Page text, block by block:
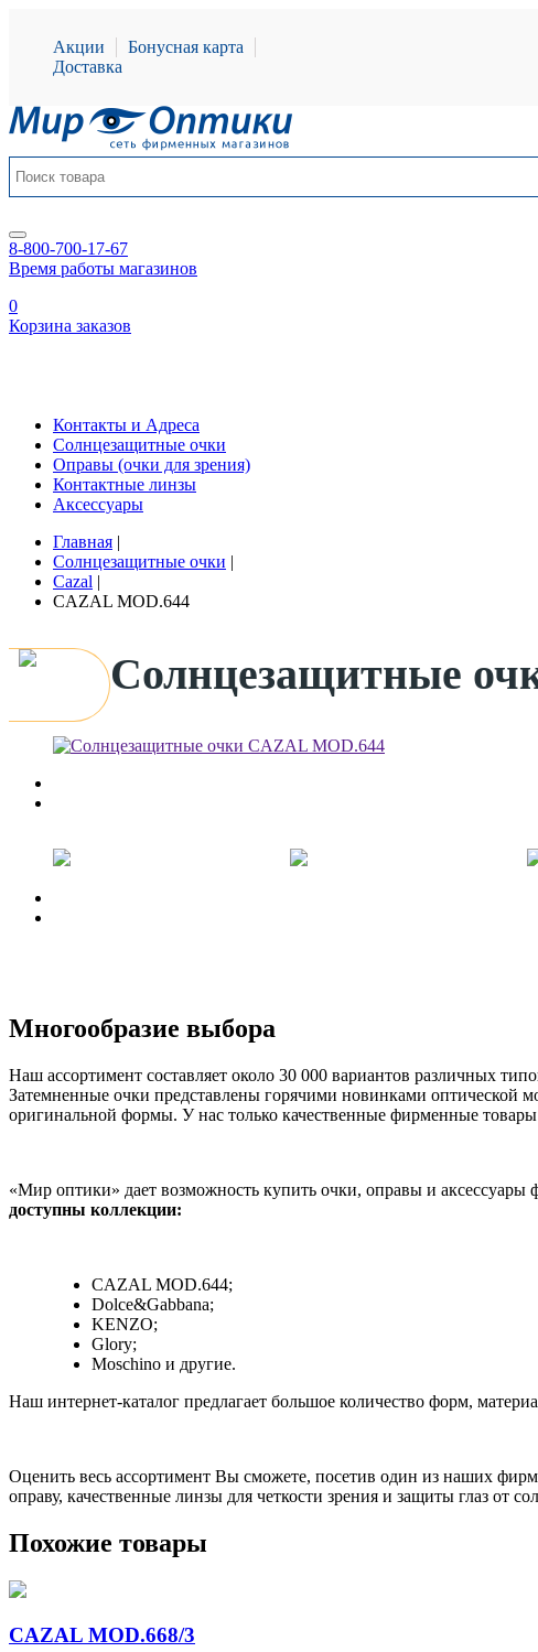
Акции
Бонусная карта
Доставка
8-800-700-17-67
Время работы магазинов
0
Корзина заказов
Контакты и Адреса
Солнцезащитные очки
Оправы (очки для зрения)
Контактные линзы
Аксессуары
Главная |
Солнцезащитные очки |
Cazal |
CAZAL MOD.644
Солнцезащитные
Многообразие выбора
Наш ассортимент составляет около 30 000 вариантов различных
Затемненные очки представлены горячими новинками оптической
оригинальной формы. У нас только качественные фирменные
«Мир оптики» дает возможность купить очки, оправы и аксессуары
доступны коллекции:
CAZAL MOD.644;
Dolce&Gabbana;
KENZO;
Glory;
Moschino и другие.
Наш интернет-каталог предлагает большое количество форм,
Оценить весь ассортимент Вы сможете, посетив один из наших
оправу, качественные линзы для четкости зрения и защиты глаз
Похожие товары
CAZAL MOD.668/3